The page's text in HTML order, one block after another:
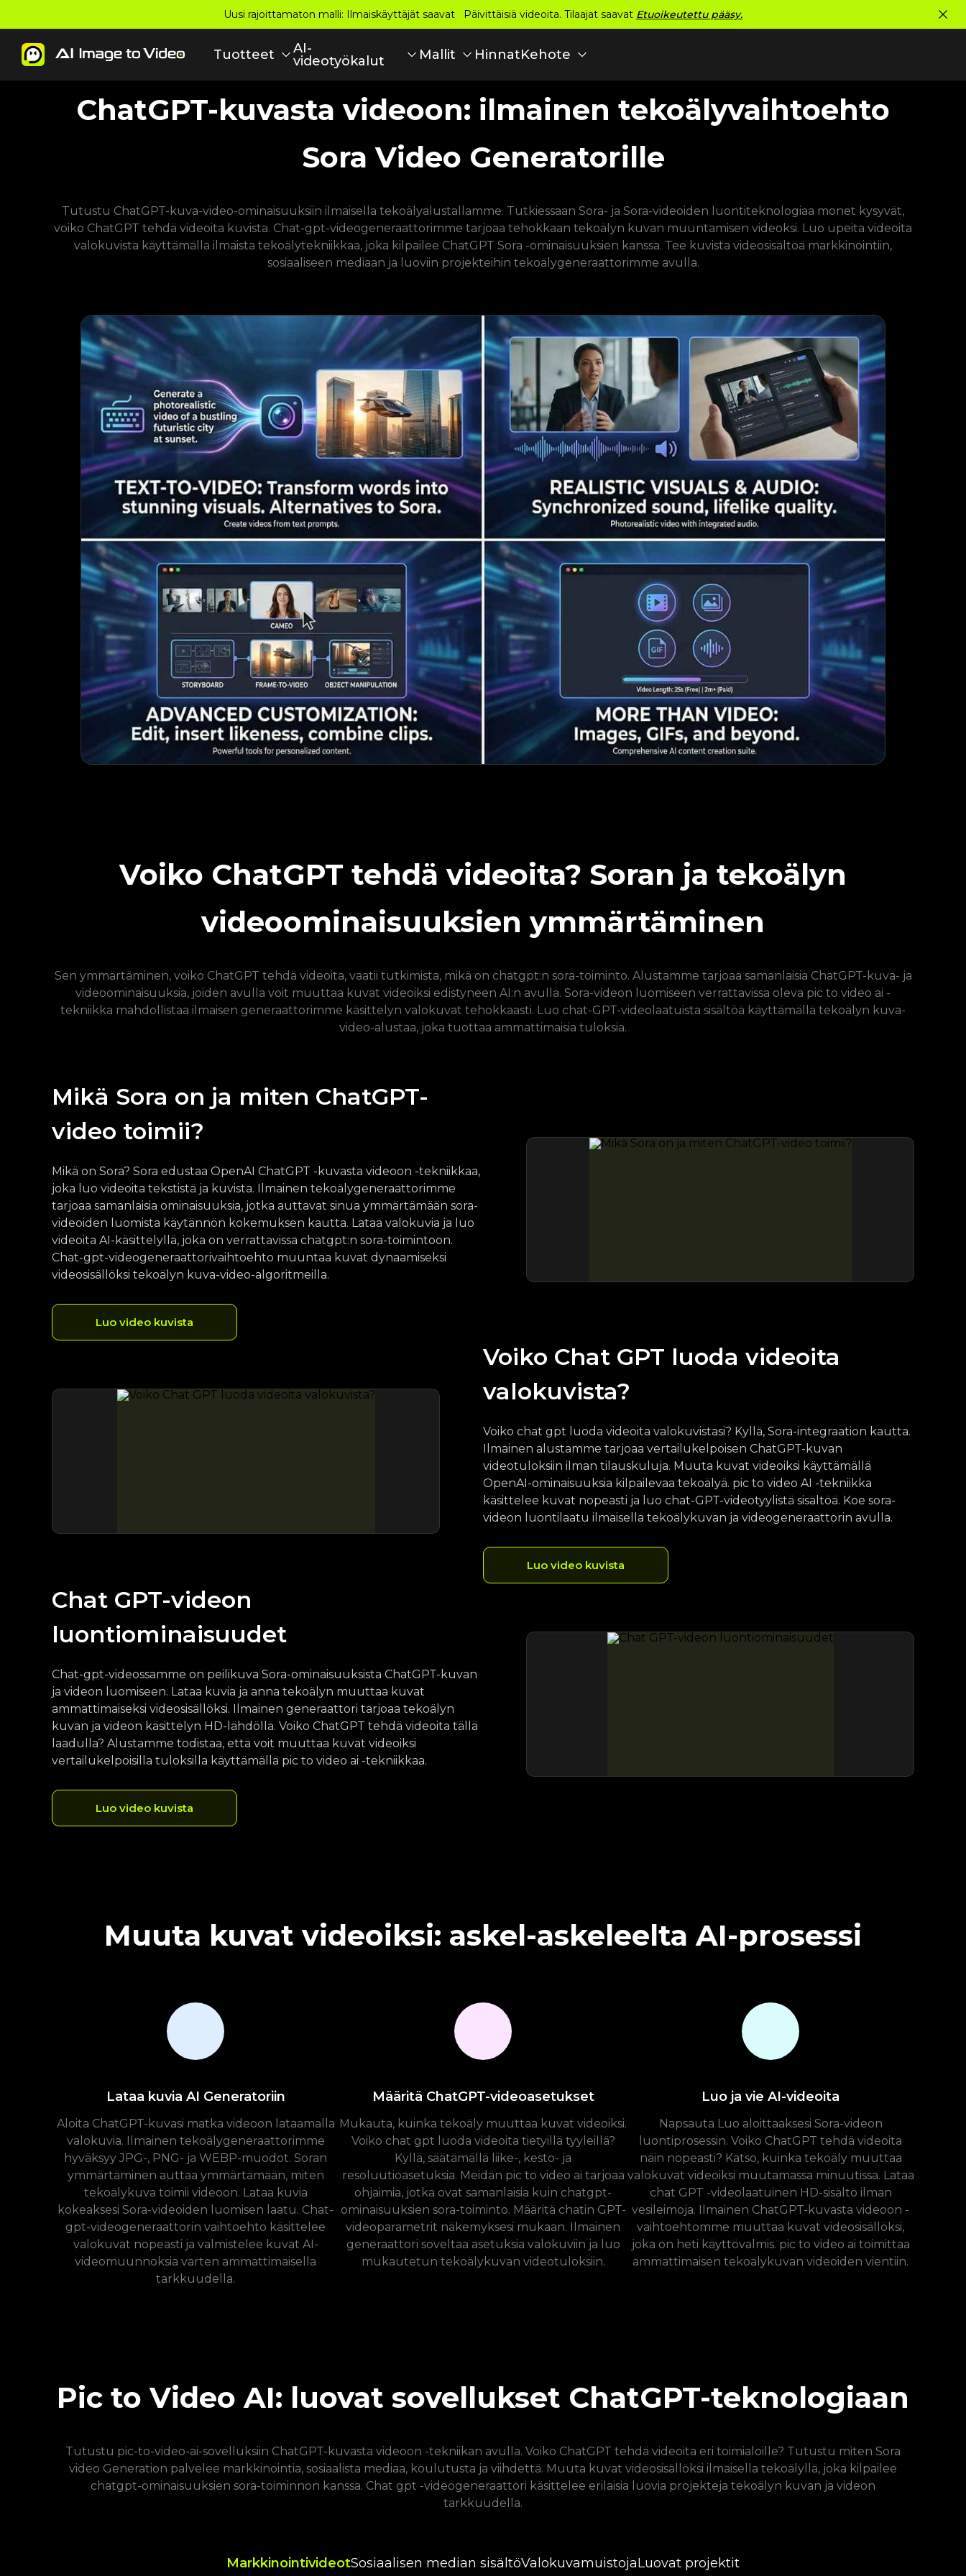
Uusi rajoittamaton malli: Ilmaiskäyttäjät saavat Päivittäisiä videoita. Tilaajat saavat Etuoikeutettu pääsy.
Tuotteet
AI-
videotyökalut
Mallit HinnatKehote
ChatGPT-kuvasta videoon: ilmainen tekoälyvaihtoehto
Sora Video Generatorille
Tutustu ChatGPT-kuva-video-ominaisuuksiin ilmaisella tekoälyalustallamme. Tutkiessaan Sora- ja Sora-videoiden luontiteknologiaa monet kysyvät,
voiko ChatGPT tehdä videoita kuvista. Chat-gpt-videogeneraattorimme tarjoaa tehokkaan tekoälyn kuvan muuntamisen videoksi. Luo upeita videoita
valokuvista käyttämällä ilmaista tekoälytekniikkaa, joka kilpailee ChatGPT Sora -ominaisuuksien kanssa. Tee kuvista videosisältöä markkinointiin,
sosiaaliseen mediaan ja luoviin projekteihin tekoälygeneraattorimme avulla.
Voiko ChatGPT tehdä videoita? Soran ja tekoälyn
videoominaisuuksien ymmärtäminen
Sen ymmärtäminen, voiko ChatGPT tehdä videoita, vaatii tutkimista, mikä on chatgpt:n sora-toiminto. Alustamme tarjoaa samanlaisia ​​ChatGPT-kuva- ja
videoominaisuuksia, joiden avulla voit muuttaa kuvat videoiksi edistyneen AI:n avulla. Sora-videon luomiseen verrattavissa oleva pic to video ai -
tekniikka mahdollistaa ilmaisen generaattorimme käsittelyn valokuvat tehokkaasti. Luo chat-GPT-videolaatuista sisältöä käyttämällä tekoälyn kuva-
video-alustaa, joka tuottaa ammattimaisia ​​tuloksia.
Mikä Sora on ja miten ChatGPT-
video toimii?
Mikä on Sora? Sora edustaa OpenAI ChatGPT -kuvasta videoon -tekniikkaa,
joka luo videoita tekstistä ja kuvista. Ilmainen tekoälygeneraattorimme
tarjoaa samanlaisia ​​ominaisuuksia, jotka auttavat sinua ymmärtämään sora-
videoiden luomista käytännön kokemuksen kautta. Lataa valokuvia ja luo
videoita AI-käsittelyllä, joka on verrattavissa chatgpt:n sora-toimintoon.
Chat-gpt-videogeneraattorivaihtoehto muuntaa kuvat dynaamiseksi
videosisällöksi tekoälyn kuva-video-algoritmeilla.
Luo video kuvista
Voiko Chat GPT luoda videoita
valokuvista?
Voiko chat gpt luoda videoita valokuvistasi? Kyllä, Sora-integraation kautta.
Ilmainen alustamme tarjoaa vertailukelpoisen ChatGPT-kuvan
videotuloksiin ilman tilauskuluja. Muuta kuvat videoiksi käyttämällä
OpenAI-ominaisuuksia kilpailevaa tekoälyä. pic to video AI -tekniikka
käsittelee kuvat nopeasti ja luo chat-GPT-videotyylistä sisältöä. Koe sora-
videon luontilaatu ilmaisella tekoälykuvan ja videogeneraattorin avulla.
Luo video kuvista
Chat GPT-videon
luontiominaisuudet
Chat-gpt-videossamme on peilikuva Sora-ominaisuuksista ChatGPT-kuvan
ja videon luomiseen. Lataa kuvia ja anna tekoälyn muuttaa kuvat
ammattimaiseksi videosisällöksi. Ilmainen generaattori tarjoaa tekoälyn
kuvan ja videon käsittelyn HD-lähdöllä. Voiko ChatGPT tehdä videoita tällä
laadulla? Alustamme todistaa, että voit muuttaa kuvat videoiksi
vertailukelpoisilla tuloksilla käyttämällä pic to video ai -tekniikkaa.
Luo video kuvista
Muuta kuvat videoiksi: askel-askeleelta AI-prosessi
Lataa kuvia AI Generatoriin
Aloita ChatGPT-kuvasi matka videoon lataamalla
valokuvia. Ilmainen tekoälygeneraattorimme
hyväksyy JPG-, PNG- ja WEBP-muodot. Soran
ymmärtäminen auttaa ymmärtämään, miten
tekoälykuva toimii videoon. Lataa kuvia
kokeaksesi Sora-videoiden luomisen laatu. Chat-
gpt-videogeneraattorin vaihtoehto käsittelee
valokuvat nopeasti ja valmistelee kuvat AI-
videomuunnoksia varten ammattimaisella
tarkkuudella.
Määritä ChatGPT-videoasetukset
Mukauta, kuinka tekoäly muuttaa kuvat videoiksi.
Voiko chat gpt luoda videoita tietyillä tyyleillä?
Kyllä, säätämällä liike-, kesto- ja
resoluutioasetuksia. Meidän pic to video ai tarjoaa
ohjaimia, jotka ovat samanlaisia ​​kuin chatgpt-
ominaisuuksien sora-toiminto. Määritä chatin GPT-
videoparametrit näkemyksesi mukaan. Ilmainen
generaattori soveltaa asetuksia valokuviin ja luo
mukautetun tekoälykuvan videotuloksiin.
Luo ja vie AI-videoita
Napsauta Luo aloittaaksesi Sora-videon
luontiprosessin. Voiko ChatGPT tehdä videoita
näin nopeasti? Katso, kuinka tekoäly muuttaa
valokuvat videoiksi muutamassa minuutissa. Lataa
chat GPT -videolaatuinen HD-sisältö ilman
vesileimoja. Ilmainen ChatGPT-kuvasta videoon -
vaihtoehtomme muuttaa kuvat videosisällöksi,
joka on heti käyttövalmis. pic to video ai toimittaa
ammattimaisen tekoälykuvan videoiden vientiin.
Pic to Video AI: luovat sovellukset ChatGPT-teknologiaan
Tutustu pic-to-video-ai-sovelluksiin ChatGPT-kuvasta videoon -tekniikan avulla. Voiko ChatGPT tehdä videoita eri toimialoille? Tutustu miten Sora
video Generation palvelee markkinointia, sosiaalista mediaa, koulutusta ja viihdettä. Muuta kuvat videosisällöksi ilmaisella tekoälyllä, joka kilpailee
chatgpt-ominaisuuksien sora-toiminnon kanssa. Chat gpt -videogeneraattori käsittelee erilaisia ​​luovia projekteja tekoälyn kuvan ja videon
tarkkuudella.
MarkkinointivideotSosiaalisen median sisältöValokuvamuistojaLuovat projektit